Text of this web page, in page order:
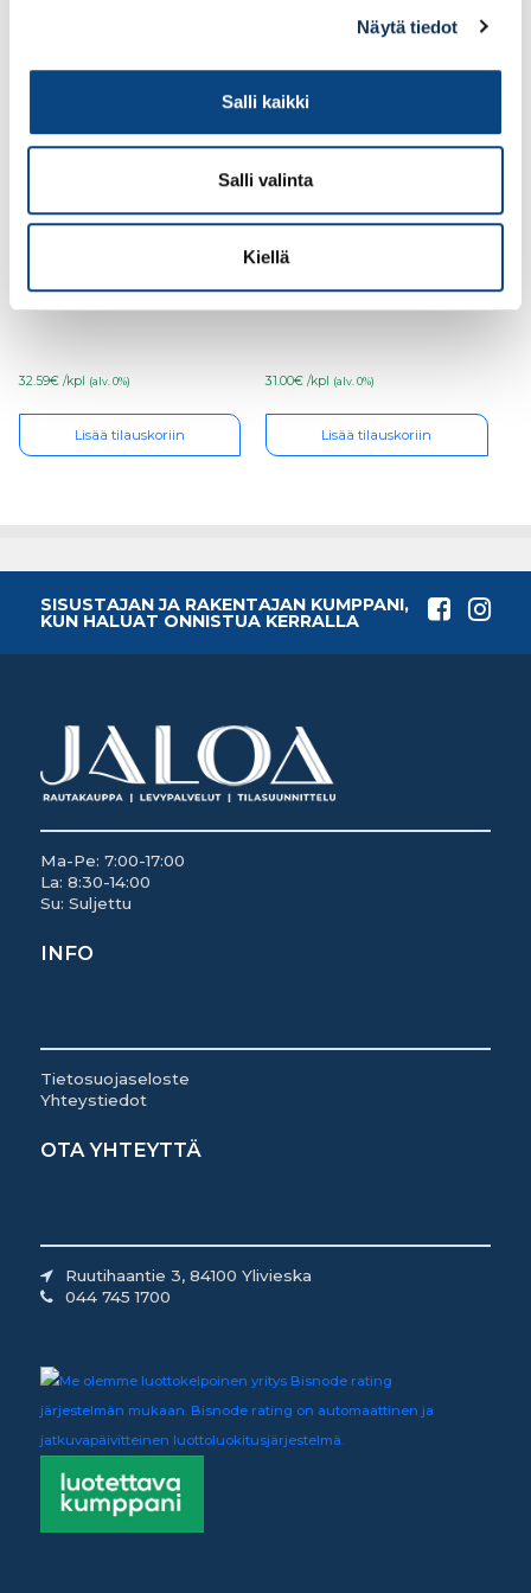
Näytä tiedot
Salli kaikki
Salli valinta
Kiellä
PM3
32.59€ /kpl (alv. 0%)
Lisää tilauskoriin
Teknos Futura Aqua 40
31.00€ /kpl (alv. 0%)
Lisää tilauskoriin
SISUSTAJAN JA RAKENTAJAN KUMPPANI,
KUN HALUAT ONNISTUA KERRALLA
Ma-Pe: 7:00-17:00
La: 8:30-14:00
Su: Suljettu
INFO
Tietosuojaseloste
Yhteystiedot
OTA YHTEYTTÄ
Ruutihaantie 3, 84100 Ylivieska
044 745 1700